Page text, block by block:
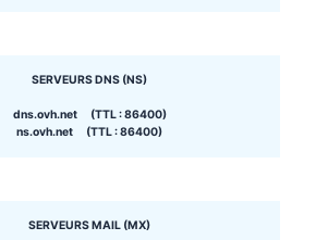
SERVEURS DNS (NS)
dns.ovh.net (TTL : 86400)
ns.ovh.net (TTL : 86400)
SERVEURS MAIL (MX)